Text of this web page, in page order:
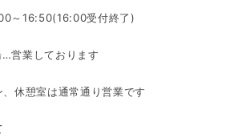
～16:50(16:00受付終了)
営業しております
休憩室は通常通り営業です